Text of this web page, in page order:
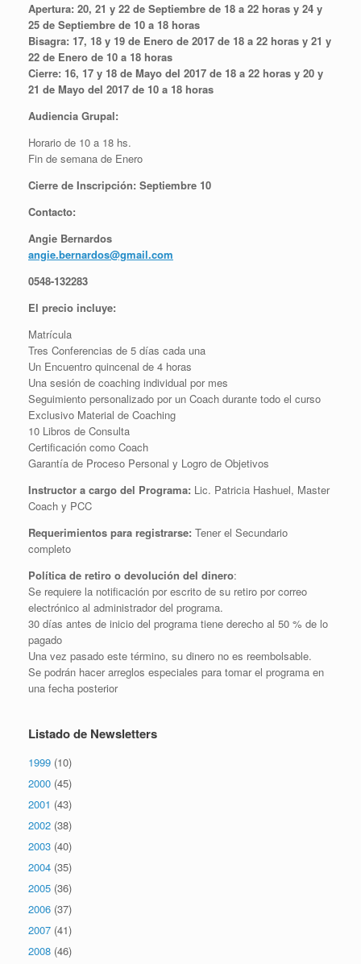
Apertura: 20, 21 y 22 de Septiembre de 18 a 22 horas y 24 y
25 de Septiembre de 10 a 18 horas
Bisagra: 17, 18 y 19 de Enero de 2017 de 18 a 22 horas y 21 y
22 de Enero de 10 a 18 horas
Cierre: 16, 17 y 18 de Mayo del 2017 de 18 a 22 horas y 20 y
21 de Mayo del 2017 de 10 a 18 horas
Audiencia Grupal:
Horario de 10 a 18 hs.
Fin de semana de Enero
Cierre de Inscripción: Septiembre 10
Contacto:
Angie Bernardos
angie.bernardos@gmail.com
0548-132283
El precio incluye:
Matrícula
Tres Conferencias de 5 días cada una
Un Encuentro quincenal de 4 horas
Una sesión de coaching individual por mes
Seguimiento personalizado por un Coach durante todo el curso
Exclusivo Material de Coaching
10 Libros de Consulta
Certificación como Coach
Garantía de Proceso Personal y Logro de Objetivos
Instructor a cargo del Programa: Lic. Patricia Hashuel, Master
Coach y PCC
Requerimientos para registrarse: Tener el Secundario
completo
Política de retiro o devolución del dinero:
Se requiere la notificación por escrito de su retiro por correo
electrónico al administrador del programa.
30 días antes de inicio del programa tiene derecho al 50 % de lo
pagado
Una vez pasado este término, su dinero no es reembolsable.
Se podrán hacer arreglos especiales para tomar el programa en
una fecha posterior
Listado de Newsletters
1999 (10)
2000 (45)
2001 (43)
2002 (38)
2003 (40)
2004 (35)
2005 (36)
2006 (37)
2007 (41)
2008 (46)